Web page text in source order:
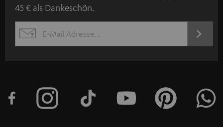
w
s
l
e
45 € als Dankeschön.
EMAIL
JETZT